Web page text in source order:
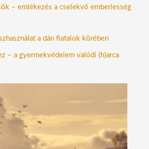
– emlékezés a cselekvő emberiesség
a dán fiatalok körében
– a gyermekvédelem valódi (h)arca